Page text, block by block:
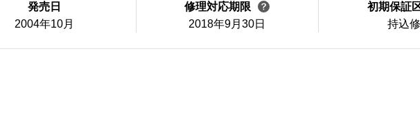
発売日
2004年10月
修理対応期限
2018年9月30日
初期保証
持込